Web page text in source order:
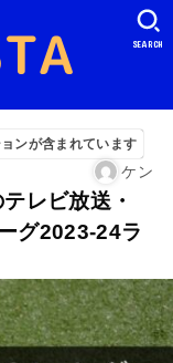
SEARCH
ンが含まれています
ケン
レビ放送・
グ2023-24ラ